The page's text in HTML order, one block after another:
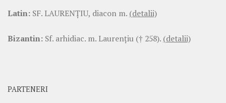
Latin: SF. LAURENŢIU, diacon m. (detalii)
Bizantin: Sf. arhidiac. m. Laurenţiu († 258). (detalii)
PARTENERI